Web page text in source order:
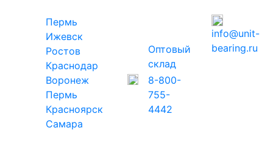
Пермь
Ижевск
Ростов
Краснодар
Воронеж
Пермь
Красноярск
Самара
Оптовый
склад
8-800-
755-
4442
info@unit-
bearing.ru